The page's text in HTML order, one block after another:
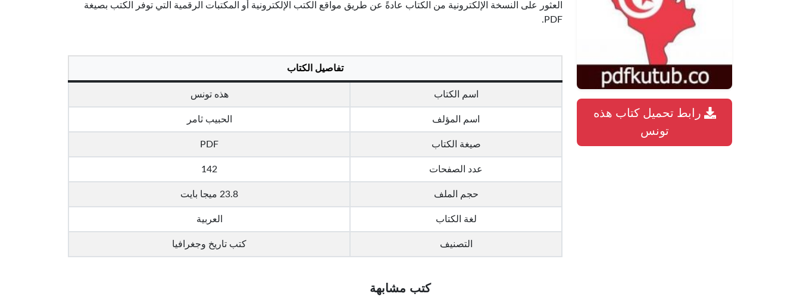
رابط تحميل كتاب هذه
تونس
العثور على النسخة الإلكترونية من الكتاب عادةً عن طريق مواقع الكتب الإلكترونية أو المكتبات الرقمية التي توفر الكتب بصيغة
PDF.
تفاصيل الكتاب
اسم الكتاب هذه تونس
اسم المؤلف الحبيب ثامر
صيغة الكتاب PDF
عدد الصفحات 142
حجم الملف 23.8 ميجا بايت
لغة الكتاب العربية
التصنيف كتب تاريخ وجغرافيا
كتب مشابهة